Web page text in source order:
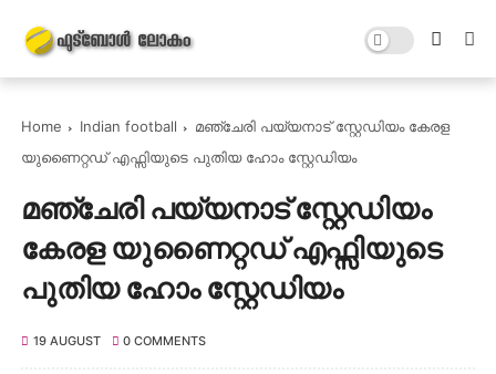
Home Indian football
മഞ്ചേരി പയ്യനാട് സ്റ്റേഡിയം കേരള
യുണൈറ്റഡ് എഫ്സിയുടെ പുതിയ ഹോം സ്റ്റേഡിയം
മഞ്ചേരി പയ്യനാട് സ്റ്റേഡിയം
കേരള യുണൈറ്റഡ് എഫ്സിയുടെ
പുതിയ ഹോം സ്റ്റേഡിയം
19 AUGUST 0 COMMENTS